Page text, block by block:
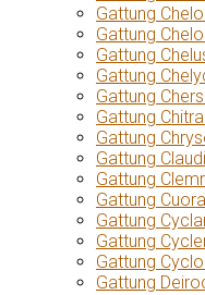
Gattung
Gattung
Gattung
Gattung
Gattung
Gattung
Gattung
Gattung
Gattung
Gattung
Gattung
Gattung
Gattung
Gattung